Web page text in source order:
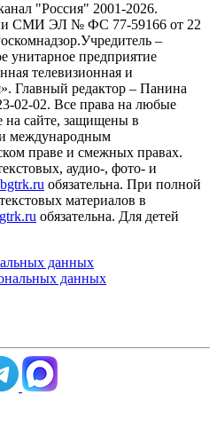
"Россия" 2001-2026.
СМИ ЭЛ № ФС 77-59166 от 22
–
унитарное предприятие
телевизионная и
Главный редактор – Панина
02-02. Все права на любые
на сайте, защищены в
и международным
праве и смежных правах.
аудио-, фото- и
bgtrk.ru обязательна. При полной
материалов в
обязательна. Для детей
данных
данных